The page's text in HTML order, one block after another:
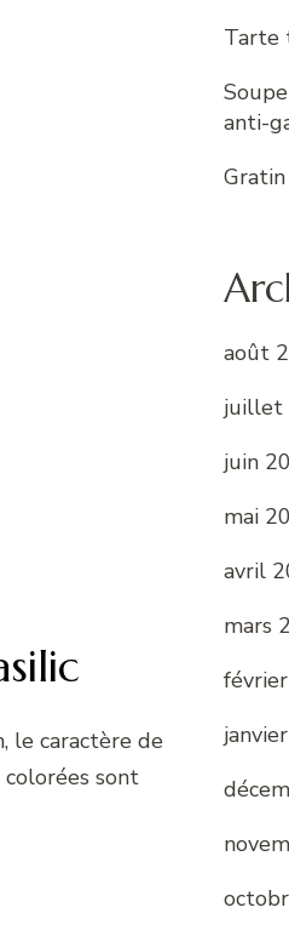
le caractère de
colorées sont
Tarte
anti-
août
juillet
juin
mai
avril
mars